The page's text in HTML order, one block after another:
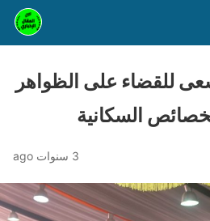
للقضاء على الظواهر
السكانية
3 سنوات ago